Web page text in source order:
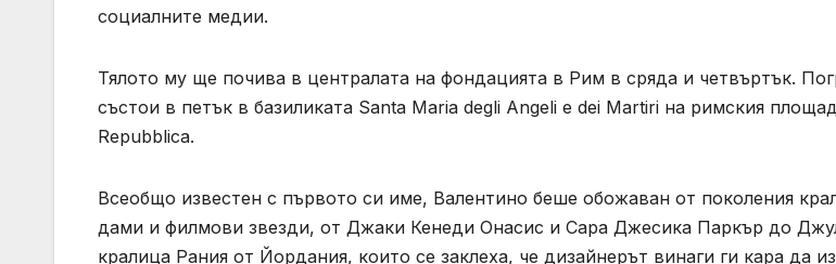
социалните медии.
Тялото му ще почива в централата на фондацията в Рим в сряда и четвъртък.
състои в петък в базиликата Santa Maria degli Angeli e dei Martiri на римския
Repubblica.
Всеобщо известен с първото си име, Валентино беше обожаван от поколения
дами и филмови звезди, от Джаки Кенеди Онасис и Сара Джесика Паркър до
кралица Рания от Йордания, които се заклеха, че дизайнерът винаги ги кара да